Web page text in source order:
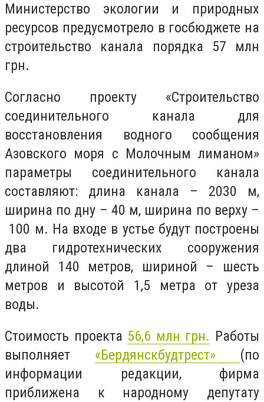
Министерство экологии и природных
ресурсов предусмотрело в госбюджете на
строительство канала порядка 57 млн
грн.
Согласно проекту «Строительство
соединительного канала для
восстановления водного сообщения
Азовского моря с Молочным лиманом»
параметры соединительного канала
составляют: длина канала – 2030 м,
ширина по дну – 40 м, ширина по верху –
100 м. На входе в устье будут построены
два гидротехнических сооружения
длиной 140 метров, шириной – шесть
метров и высотой 1,5 метра от уреза
воды.
Стоимость проекта 56,6 млн грн. Работы
выполняет «Бердянскбудтрест» (по
информации редакции, фирма
приближена к народному депутату